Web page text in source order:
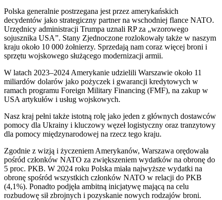
Polska generalnie postrzegana jest przez amerykańskich
decydentów jako strategiczny partner na wschodniej flance NATO.
Urzędnicy administracji Trumpa uznali RP za „wzorowego
sojusznika USA”. Stany Zjednoczone rozlokowały także w naszym
kraju około 10 000 żołnierzy. Sprzedają nam coraz więcej broni i
sprzętu wojskowego służącego modernizacji armii.
W latach 2023–2024 Amerykanie udzielili Warszawie około 11
miliardów dolarów jako pożyczek i gwarancji kredytowych w
ramach programu Foreign Military Financing (FMF), na zakup w
USA artykułów i usług wojskowych.
Nasz kraj pełni także istotną rolę jako jeden z głównych dostawców
pomocy dla Ukrainy i kluczowy węzeł logistyczny oraz tranzytowy
dla pomocy międzynarodowej na rzecz tego kraju.
Zgodnie z wizją i życzeniem Amerykanów, Warszawa orędowała
pośród członków NATO za zwiększeniem wydatków na obronę do
5 proc. PKB. W 2024 roku Polska miała najwyższe wydatki na
obronę spośród wszystkich członków NATO w relacji do PKB
(4,1%). Ponadto podjęła ambitną inicjatywę mającą na celu
rozbudowę sił zbrojnych i pozyskanie nowych rodzajów broni.